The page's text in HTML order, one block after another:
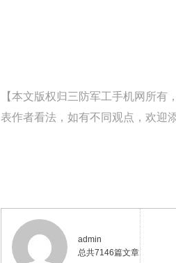
【本文版权归三防军工手机网所
表作者看法，如有不同观点，欢迎
admin
总共7146篇文章